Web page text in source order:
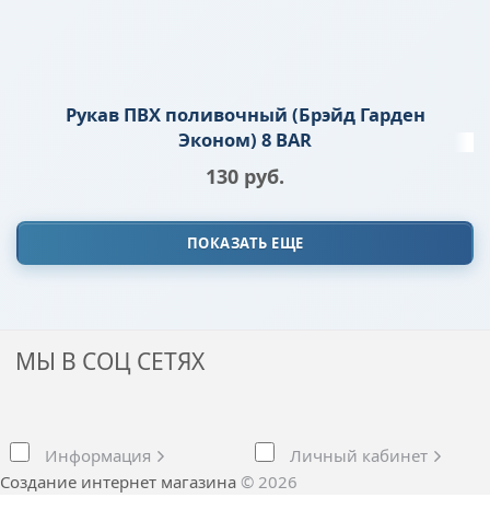
Рукав ПВХ поливочный (Брэйд Гарден
Эконом) 8 BAR
130 руб.
ПОКАЗАТЬ ЕЩЕ
МЫ В СОЦ СЕТЯХ
Информация
Личный кабинет
Создание интернет магазина © 2026